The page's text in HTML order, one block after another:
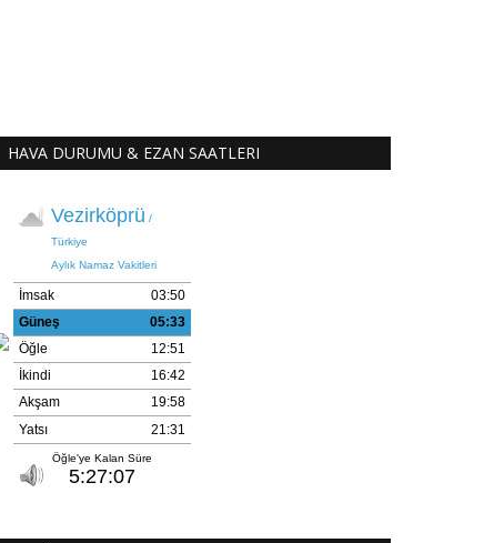
HAVA DURUMU & EZAN SAATLERI